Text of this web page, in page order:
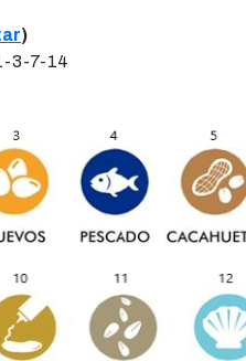
)
3-7-14